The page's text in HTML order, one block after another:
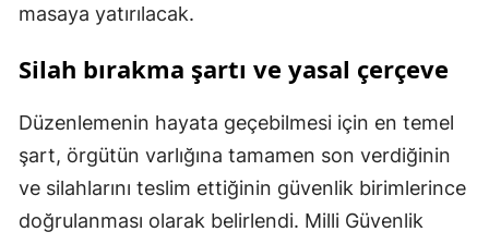
masaya yatırılacak.
Silah bırakma şartı ve yasal çerçeve
Düzenlemenin hayata geçebilmesi için en temel
şart, örgütün varlığına tamamen son verdiğinin
ve silahlarını teslim ettiğinin güvenlik birimlerince
doğrulanması olarak belirlendi. Milli Güvenlik